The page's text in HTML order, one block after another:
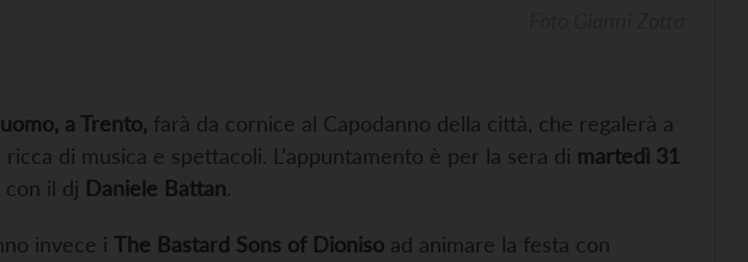
a Trento, farà da cornice al Capodanno della città, che regalerà a
di musica e spettacoli. L’appuntamento è per la sera di martedì 31
il dj Daniele Battan.
invece i The Bastard Sons of Dioniso ad animare la festa con